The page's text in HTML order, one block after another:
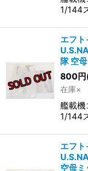
1/144
エフ
隊 空
800円
在庫×
艦載
1/144
エフ
空母